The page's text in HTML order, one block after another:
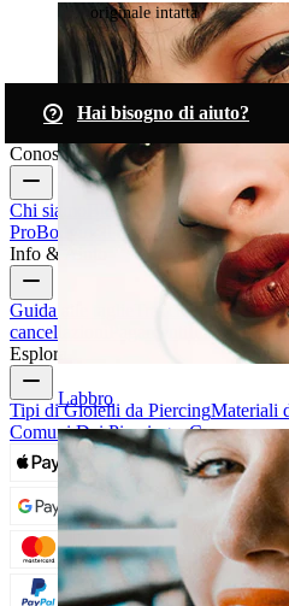
Labbro
originale intatta
Hai bisogno di aiuto?
Conosci Bodymod
Chi siamo Blog Termini & condizioni
ProBodymod Creators Recensioni
Info & Aiuto
Guida alle taglie Traccia il tuo ordine
cancellazioni
Il mio
Esplora
Tipi di Gioielli da PiercingMateriali
Comuni Dei Piercing e Cura